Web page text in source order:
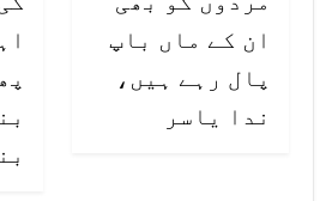
ان کے ماں باپ
پال رہے ہیں،
ندا یاسر